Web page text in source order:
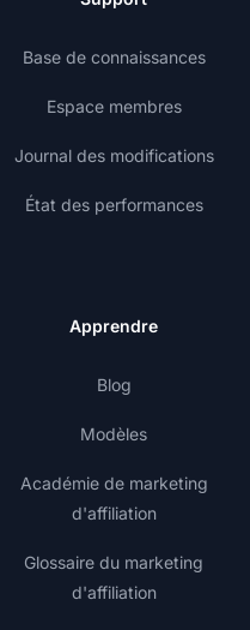
Base de connaissances
Espace membres
Journal des modifications
État des performances
Apprendre
Blog
Modèles
Académie de marketing
d'affiliation
Glossaire du marketing
d'affiliation